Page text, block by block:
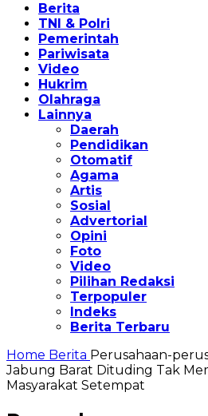
Berita
TNI & Polri
Pemerintah
Pariwisata
Video
Hukrim
Olahraga
Lainnya
Daerah
Pendidikan
Otomatif
Agama
Artis
Sosial
Advertorial
Opini
Foto
Video
Pilihan Redaksi
Terpopuler
Indeks
Berita Terbaru
Home Berita Perusahaan-
Jabung Barat Dituding Tak
Masyarakat Setempat